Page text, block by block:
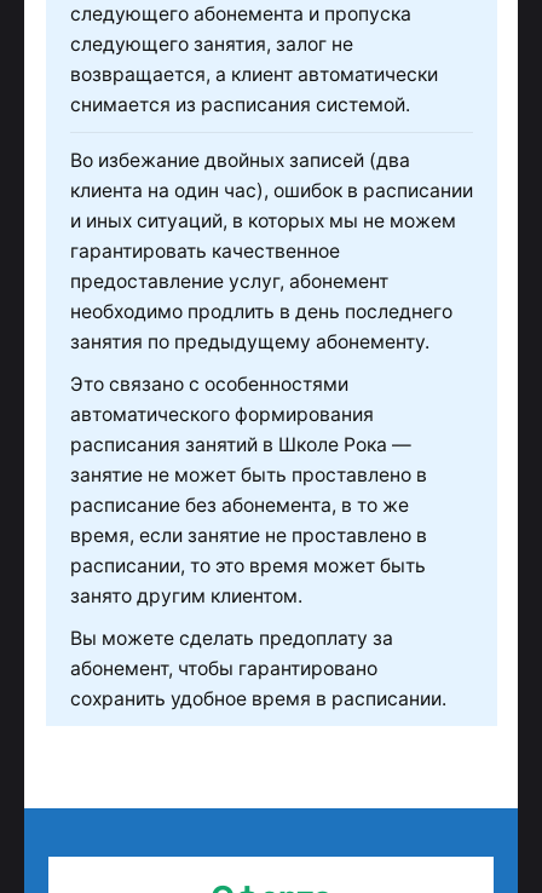
следующего абонемента и пропуска
следующего занятия, залог не
возвращается, а клиент автоматически
снимается из расписания системой.
Во избежание двойных записей (два
клиента на один час), ошибок в расписании
и иных ситуаций, в которых мы не можем
гарантировать качественное
предоставление услуг, абонемент
необходимо продлить в день последнего
занятия по предыдущему абонементу.
Это связано с особенностями
автоматического формирования
расписания занятий в Школе Рока —
занятие не может быть проставлено в
расписание без абонемента, в то же
время, если занятие не проставлено в
расписании, то это время может быть
занято другим клиентом.
Вы можете сделать предоплату за
абонемент, чтобы гарантировано
сохранить удобное время в расписании.